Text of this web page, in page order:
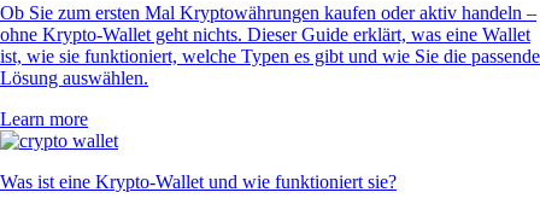
Ob Sie zum ersten Mal Kryptowährungen kaufen oder aktiv handeln –
ohne Krypto-Wallet geht nichts. Dieser Guide erklärt, was eine Wallet
ist, wie sie funktioniert, welche Typen es gibt und wie Sie die passende
Lösung auswählen.
Learn more
Was ist eine Krypto-Wallet und wie funktioniert sie?